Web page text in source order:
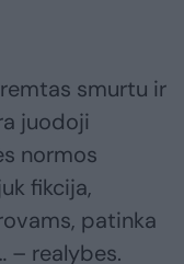
smurtu ir
juodoji
normos
fikcija,
patinka
– realybes.